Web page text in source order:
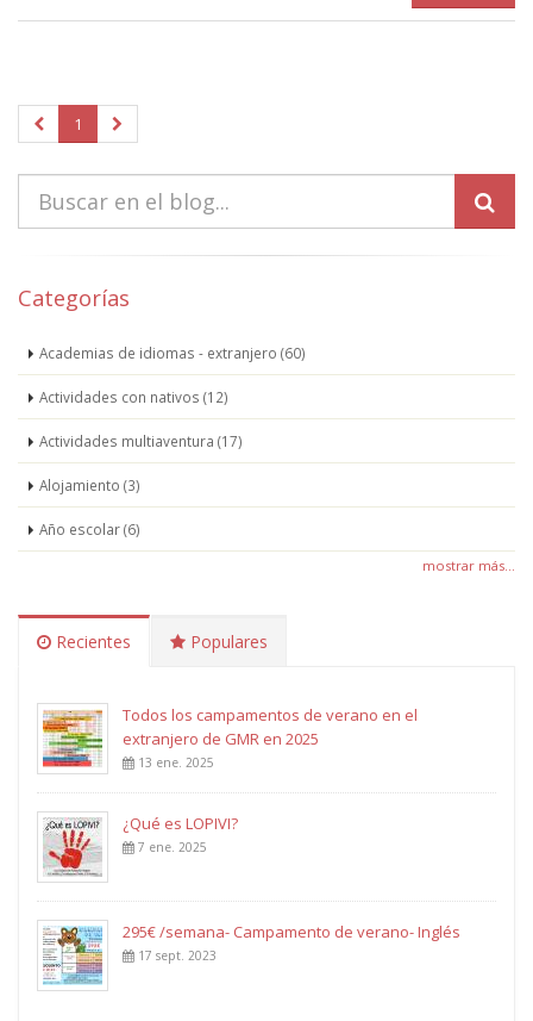
1
Categorías
Academias de idiomas - extranjero (60)
Actividades con nativos (12)
Actividades multiaventura (17)
Alojamiento (3)
Año escolar (6)
mostrar más...
Recientes Populares
Todos los campamentos de verano en el
extranjero de GMR en 2025
13 ene. 2025
¿Qué es LOPIVI?
7 ene. 2025
295€ /semana- Campamento de verano- Inglés
17 sept. 2023